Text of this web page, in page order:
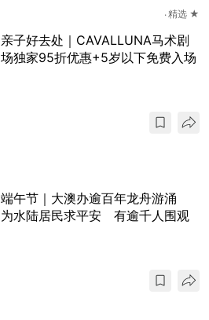
精选 ★
亲子好去处｜CAVALLUNA马术剧
场独家95折优惠+5岁以下免费入场
端午节｜大澳办逾百年龙舟游涌
为水陆居民求平安 有逾千人围观